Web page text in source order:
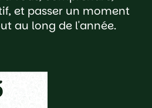
et passer un moment
au long de l'année.